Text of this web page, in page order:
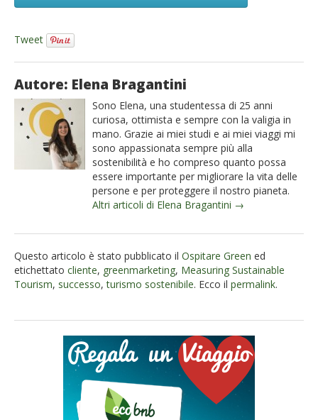
Tweet
Autore: Elena Bragantini
Sono Elena, una studentessa di 25 anni
curiosa, ottimista e sempre con la valigia in
mano. Grazie ai miei studi e ai miei viaggi mi
sono appassionata sempre più alla
sostenibilità e ho compreso quanto possa
essere importante per migliorare la vita delle
persone e per proteggere il nostro pianeta.
Altri articoli di Elena Bragantini →
Questo articolo è stato pubblicato il Ospitare Green ed
etichettato cliente, greenmarketing, Measuring Sustainable
Tourism, successo,turismo sostenibile. Ecco il permalink.